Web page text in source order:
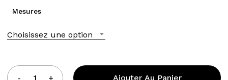
Mesures
Choisissez une option
Ajouter Au Panier